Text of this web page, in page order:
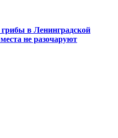
грибы в Ленинградской
не разочаруют